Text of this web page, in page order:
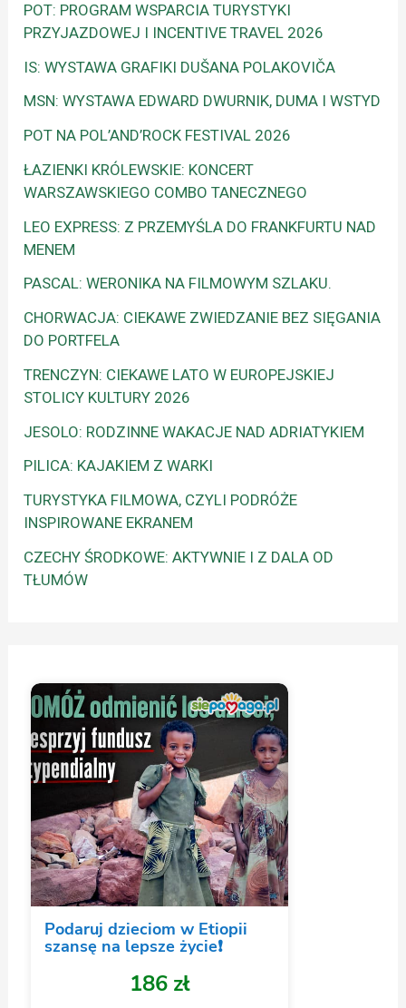
POT: PROGRAM WSPARCIA TURYSTYKI
PRZYJAZDOWEJ I INCENTIVE TRAVEL 2026
IS: WYSTAWA GRAFIKI DUŠANA POLAKOVIČA
MSN: WYSTAWA EDWARD DWURNIK, DUMA I WSTYD
POT NA POL’AND’ROCK FESTIVAL 2026
ŁAZIENKI KRÓLEWSKIE: KONCERT
WARSZAWSKIEGO COMBO TANECZNEGO
LEO EXPRESS: Z PRZEMYŚLA DO FRANKFURTU NAD
MENEM
PASCAL: WERONIKA NA FILMOWYM SZLAKU.
CHORWACJA: CIEKAWE ZWIEDZANIE BEZ SIĘGANIA
DO PORTFELA
TRENCZYN: CIEKAWE LATO W EUROPEJSKIEJ
STOLICY KULTURY 2026
JESOLO: RODZINNE WAKACJE NAD ADRIATYKIEM
PILICA: KAJAKIEM Z WARKI
TURYSTYKA FILMOWA, CZYLI PODRÓŻE
INSPIROWANE EKRANEM
CZECHY ŚRODKOWE: AKTYWNIE I Z DALA OD
TŁUMÓW